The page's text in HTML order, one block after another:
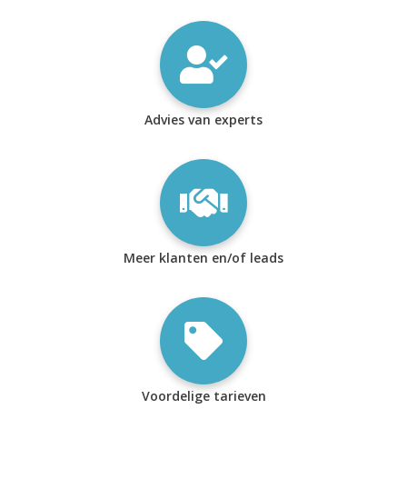
Advies van experts
Meer klanten en/of leads
Voordelige tarieven